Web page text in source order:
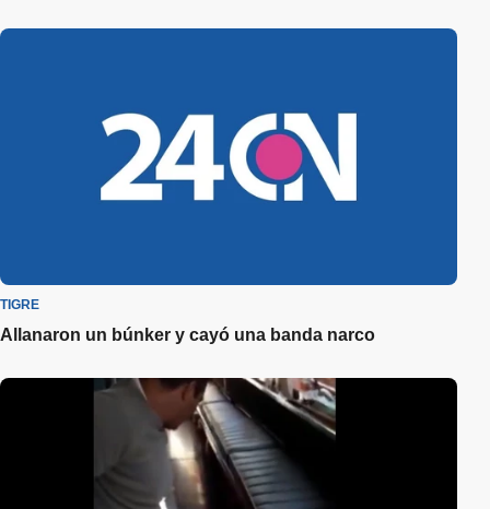
TIGRE
Allanaron un búnker y cayó una banda narco